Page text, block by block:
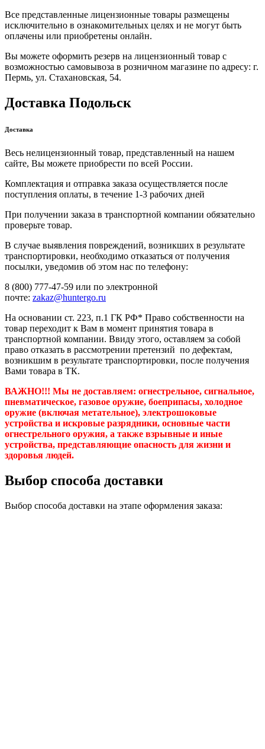
Все представленные лицензионные товары размещены
исключительно в ознакомительных целях и не могут быть
оплачены или приобретены онлайн.
Вы можете оформить резерв на лицензионный товар с
возможностью самовывоза в розничном магазине по адресу: г.
Пермь, ул. Стахановская, 54.
Доставка Подольск
Доставка
Весь нелицензионный товар, представленный на нашем
сайте, Вы можете приобрести по всей России.
Комплектация и отправка заказа осуществляется после
поступления оплаты, в течение 1-3 рабочих дней
При получении заказа в транспортной компании обязательно
проверьте товар.
В случае выявления повреждений, возникших в результате
транспортировки, необходимо отказаться от получения
посылки, уведомив об этом нас по телефону:
8 (800) 777-47-59 или по электронной
почте: zakaz@huntergo.ru
На основании ст. 223, п.1 ГК РФ* Право собственности на
товар переходит к Вам в момент принятия товара в
транспортной компании. Ввиду этого, оставляем за собой
право отказать в рассмотрении претензий по дефектам,
возникшим в результате транспортировки, после получения
Вами товара в ТК.
ВАЖНО!!! Мы не доставляем: огнестрельное, сигнальное,
пневматическое, газовое оружие, боеприпасы, холодное
оружие (включая метательное), электрошоковые
устройства и искровые разрядники, основные части
огнестрельного оружия, а также взрывные и иные
устройства, представляющие опасность для жизни и
здоровья людей.
Выбор способа доставки
Выбор способа доставки на этапе оформления заказа: